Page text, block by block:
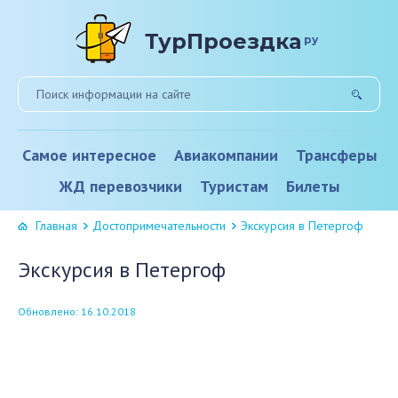
ТурПроездка ру
Самое интересное Авиакомпании
Трансферы
ЖД перевозчики
Туристам Билеты
Главная Достопримечательности Экскурсия в Петергоф
Экскурсия в Петергоф
Обновлено: 16.10.2018